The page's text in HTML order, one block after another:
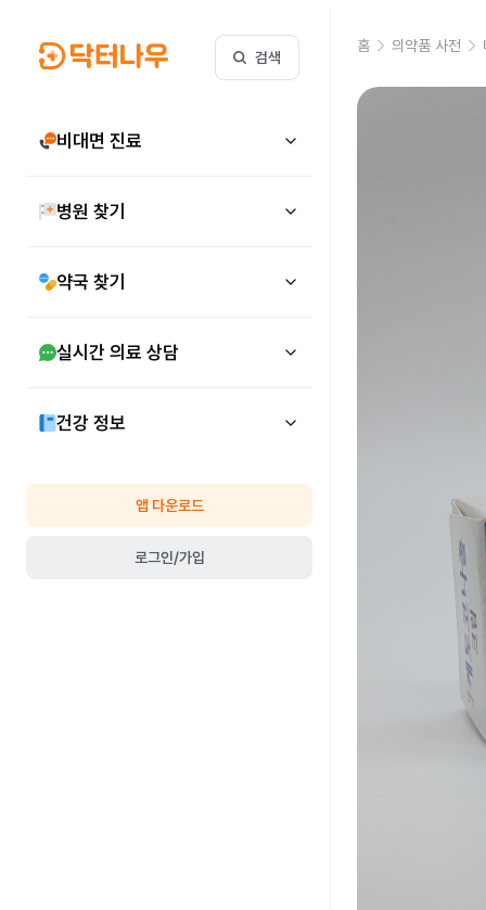
검색
비대면 진료
병원 찾기
약국 찾기
실시간 의료 상담
건강 정보
앱 다운로드
로그인/가입
홈 의약품 사전